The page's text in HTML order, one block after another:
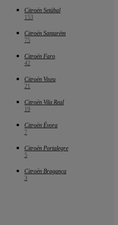
Citroën Setúbal
153
Citroën Santarém
75
Citroën Faro
42
Citroën Viseu
21
Citroën Vila Real
19
Citroën Évora
7
Citroën Portalegre
5
Citroën Bragança
3